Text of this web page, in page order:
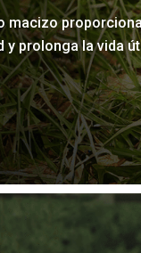
macizo
y prolonga la vida